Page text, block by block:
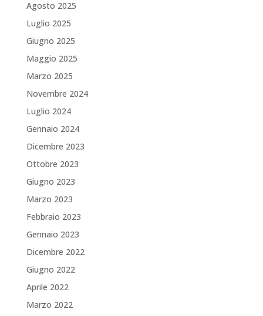
Agosto 2025
Luglio 2025
Giugno 2025
Maggio 2025
Marzo 2025
Novembre 2024
Luglio 2024
Gennaio 2024
Dicembre 2023
Ottobre 2023
Giugno 2023
Marzo 2023
Febbraio 2023
Gennaio 2023
Dicembre 2022
Giugno 2022
Aprile 2022
Marzo 2022